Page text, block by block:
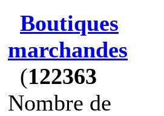
Boutiques
marchandes
(122363
Nombre de